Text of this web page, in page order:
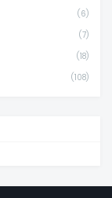
(6)
(7)
(18)
(108)